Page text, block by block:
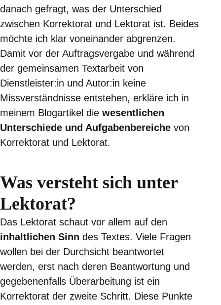
danach gefragt, was der Unterschied
zwischen Korrektorat und Lektorat ist. Beides
möchte ich klar voneinander abgrenzen.
Damit vor der Auftragsvergabe und während
der gemeinsamen Textarbeit von
Dienstleister:in und Autor:in keine
Missverständnisse entstehen, erkläre ich in
meinem Blogartikel die wesentlichen
Unterschiede und Aufgabenbereiche von
Korrektorat und Lektorat.
Was versteht sich unter
Lektorat?
Das Lektorat schaut vor allem auf den
inhaltlichen Sinn des Textes. Viele Fragen
wollen bei der Durchsicht beantwortet
werden, erst nach deren Beantwortung und
gegebenenfalls Überarbeitung ist ein
Korrektorat der zweite Schritt. Diese Punkte